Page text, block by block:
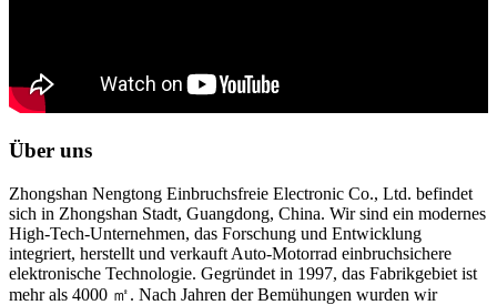
Über uns
Zhongshan Nengtong Einbruchsfreie Electronic Co., Ltd. befindet
sich in Zhongshan Stadt, Guangdong, China. Wir sind ein modernes
High-Tech-Unternehmen, das Forschung und Entwicklung
integriert, herstellt und verkauft Auto-Motorrad einbruchsichere
elektronische Technologie. Gegründet in 1997, das Fabrikgebiet ist
mehr als 4000 ㎡. Nach Jahren der Bemühungen wurden wir